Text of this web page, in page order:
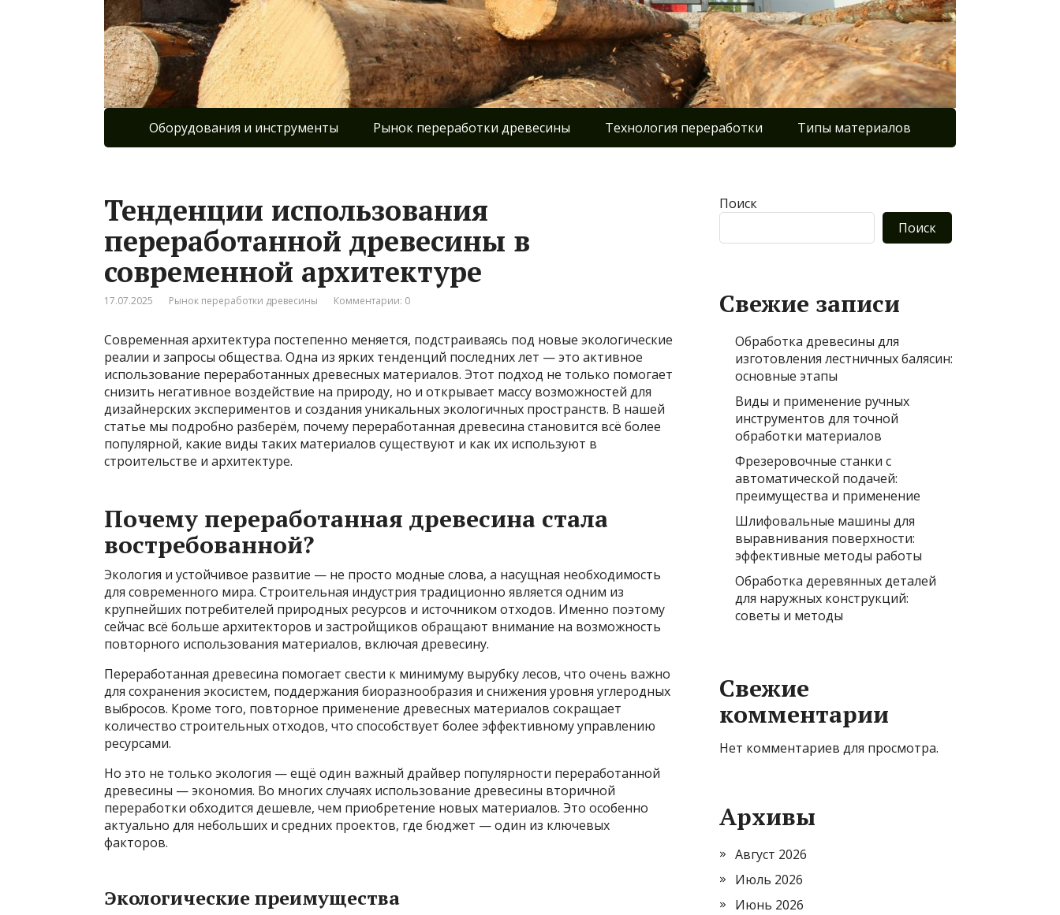
Оборудования и инструменты Рынок переработки древесины Технология переработки Типы материалов
Тенденции использования
переработанной древесины в
современной архитектуре
17.07.2025 Рынок переработки древесины Комментарии: 0
Современная архитектура постепенно меняется, подстраиваясь под новые экологические
реалии и запросы общества. Одна из ярких тенденций последних лет — это активное
использование переработанных древесных материалов. Этот подход не только помогает
снизить негативное воздействие на природу, но и открывает массу возможностей для
дизайнерских экспериментов и создания уникальных экологичных пространств. В нашей
статье мы подробно разберём, почему переработанная древесина становится всё более
популярной, какие виды таких материалов существуют и как их используют в
строительстве и архитектуре.
Почему переработанная древесина стала
востребованной?
Экология и устойчивое развитие — не просто модные слова, а насущная необходимость
для современного мира. Строительная индустрия традиционно является одним из
крупнейших потребителей природных ресурсов и источником отходов. Именно поэтому
сейчас всё больше архитекторов и застройщиков обращают внимание на возможность
повторного использования материалов, включая древесину.
Переработанная древесина помогает свести к минимуму вырубку лесов, что очень важно
для сохранения экосистем, поддержания биоразнообразия и снижения уровня углеродных
выбросов. Кроме того, повторное применение древесных материалов сокращает
количество строительных отходов, что способствует более эффективному управлению
ресурсами.
Но это не только экология — ещё один важный драйвер популярности переработанной
древесины — экономия. Во многих случаях использование древесины вторичной
переработки обходится дешевле, чем приобретение новых материалов. Это особенно
актуально для небольших и средних проектов, где бюджет — один из ключевых
факторов.
Экологические преимущества
Поиск
Поиск
Свежие записи
Обработка древесины для
изготовления лестничных балясин:
основные этапы
Виды и применение ручных
инструментов для точной
обработки материалов
Фрезеровочные станки с
автоматической подачей:
преимущества и применение
Шлифовальные машины для
выравнивания поверхности:
эффективные методы работы
Обработка деревянных деталей
для наружных конструкций:
советы и методы
Свежие
комментарии
Нет комментариев для просмотра.
Архивы
Август 2026
Июль 2026
Июнь 2026